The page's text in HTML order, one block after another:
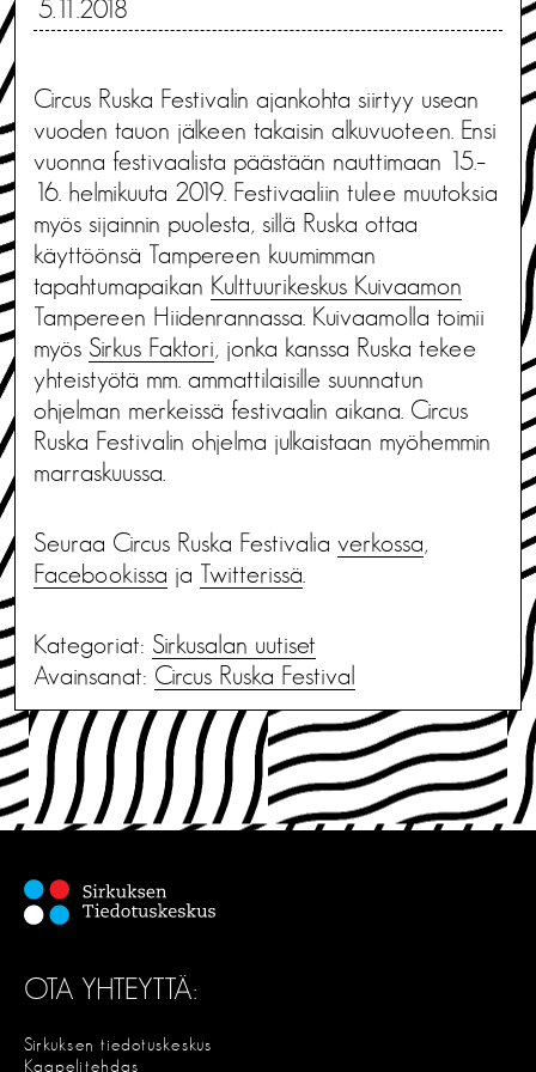
5.11.2018
Circus Ruska Festivalin ajankohta siirtyy usean
vuoden tauon jälkeen takaisin alkuvuoteen. Ensi
vuonna festivaalista päästään nauttimaan 15.–
16. helmikuuta 2019. Festivaaliin tulee muutoksia
myös sijainnin puolesta, sillä Ruska ottaa
käyttöönsä Tampereen kuumimman
tapahtumapaikan Kulttuurikeskus Kuivaamon
Tampereen Hiidenrannassa. Kuivaamolla toimii
myös Sirkus Faktori, jonka kanssa Ruska tekee
yhteistyötä mm. ammattilaisille suunnatun
ohjelman merkeissä festivaalin aikana. Circus
Ruska Festivalin ohjelma julkaistaan myöhemmin
marraskuussa.
Seuraa Circus Ruska Festivalia verkossa,
Facebookissa ja Twitterissä
Kategoriat: Sirkusalan uutiset
Avainsanat: Circus Ruska Festival
OTA YHTEYTTÄ:
Sirkuksen tiedotuskeskus
Kaapelitehdas